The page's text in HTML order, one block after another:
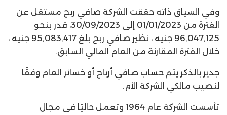
وفي السياق ذاته حققت الشركة صافي ربح مستقل عن
الفترة من 01/01/2023 إلى 30/09/2023، قدر بنحو
96,047,125 جنيه ، نظير صافي ربح بلغ 95,083,417 جنيه ،
خلال الفترة المقارنة من العام المالي السابق.
جدير بالذكر يتم حساب صافي أرباح أو خسائر العام وفقًا
لنصيب مالكي الشركة الأم.
تأسست الشركة عام 1964 وتعمل حاليًا فى مجال